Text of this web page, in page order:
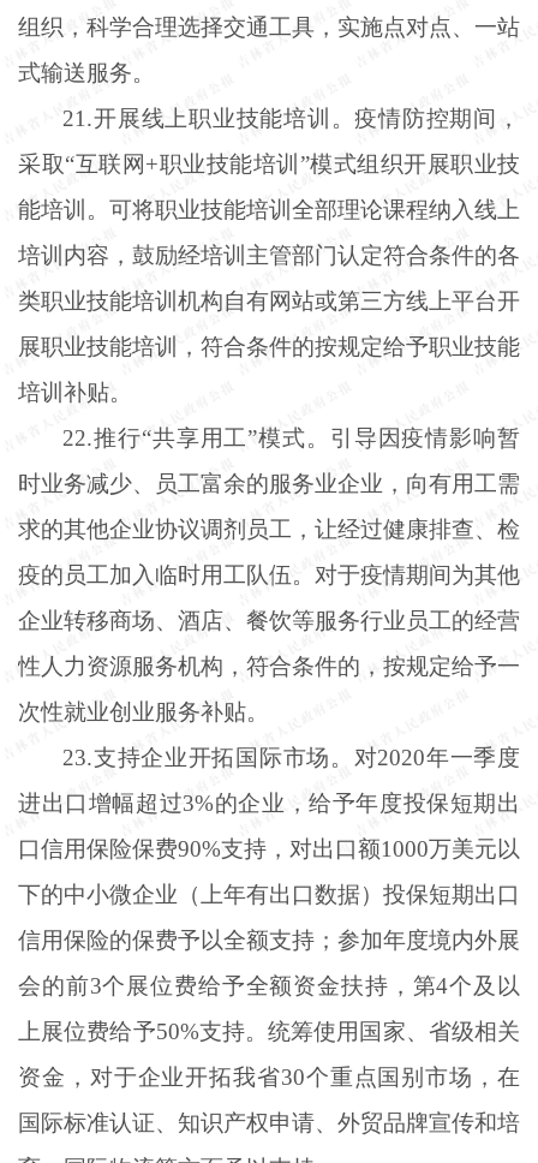
组织，科学合理选择交通工具，实施点对点、一站
式输送服务。
21.开展线上职业技能培训。疫情防控期间，
采取“互联网+职业技能培训”模式组织开展职业技
能培训。可将职业技能培训全部理论课程纳入线上
培训内容，鼓励经培训主管部门认定符合条件的各
类职业技能培训机构自有网站或第三方线上平台开
展职业技能培训，符合条件的按规定给予职业技能
培训补贴。
22.推行“共享用工”模式。引导因疫情影响暂
时业务减少、员工富余的服务业企业，向有用工需
求的其他企业协议调剂员工，让经过健康排查、检
疫的员工加入临时用工队伍。对于疫情期间为其他
企业转移商场、酒店、餐饮等服务行业员工的经营
性人力资源服务机构，符合条件的，按规定给予一
次性就业创业服务补贴。
23.支持企业开拓国际市场。对2020年一季度
进出口增幅超过3%的企业，给予年度投保短期出
口信用保险保费90%支持，对出口额1000万美元以
下的中小微企业（上年有出口数据）投保短期出口
信用保险的保费予以全额支持；参加年度境内外展
会的前3个展位费给予全额资金扶持，第4个及以
上展位费给予50%支持。统筹使用国家、省级相关
资金，对于企业开拓我省30个重点国别市场，在
国际标准认证、知识产权申请、外贸品牌宣传和培